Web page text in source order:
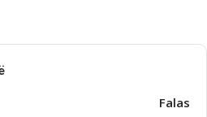
Falas